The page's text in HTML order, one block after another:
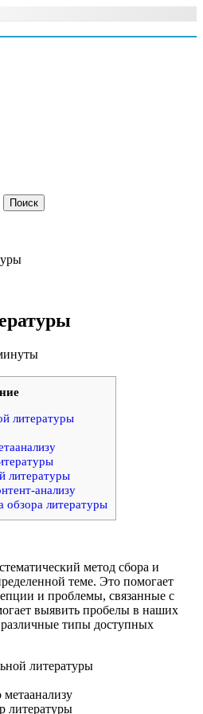
що вам потрібно
литературы
литературы
анализу
обзора литературы
метод сбора и
теме. Это помогает
и проблемы, связанные с
выявить пробелы в наших
типы доступных
литературы
литературы